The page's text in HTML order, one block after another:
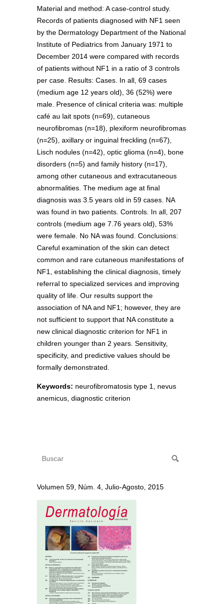
Material and method: A case-control study.
Records of patients diagnosed with NF1 seen
by the Dermatology Department of the National
Institute of Pediatrics from January 1971 to
December 2014 were compared with records
of patients without NF1 in a ratio of 3 controls
per case. Results: Cases. In all, 69 cases
(medium age 12 years old), 36 (52%) were
male. Presence of clinical criteria was: multiple
café au lait spots (n=69), cutaneous
neurofibromas (n=18), plexiform neurofibromas
(n=25), axillary or inguinal freckling (n=67),
Lisch nodules (n=42), optic glioma (n=4), bone
disorders (n=5) and family history (n=17),
among other cutaneous and extracutaneous
abnormalities. The medium age at final
diagnosis was 3.5 years old in 59 cases. NA
was found in two patients. Controls. In all, 207
controls (medium age 7.76 years old), 53%
were female. No NA was found. Conclusions:
Careful examination of the skin can detect
common and rare cutaneous manifestations of
NF1, establishing the clinical diagnosis, timely
referral to specialized services and improving
quality of life. Our results support the
association of NA and NF1; however, they are
not sufficient to support that NA constitute a
new clinical diagnostic criterion for NF1 in
children younger than 2 years. Sensitivity,
specificity, and predictive values should be
formally demonstrated.
Keywords: neurofibromatosis type 1, nevus
anemicus, diagnostic criterion
Volumen 59, Núm. 4, Julio-Agosto, 2015